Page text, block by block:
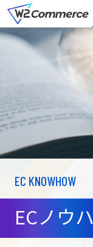
EC KNOWHOW
ECノウ